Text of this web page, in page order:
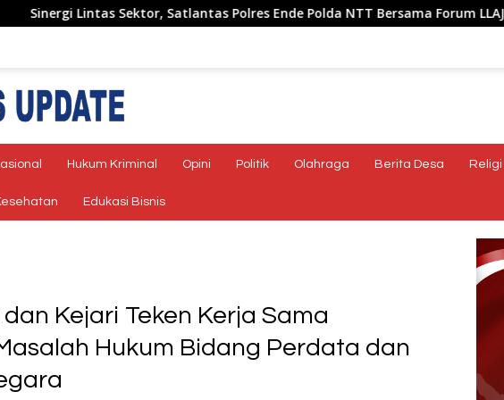
Satlantas Polres Ende Polda NTT Bersama Forum LLAJ Gelar Rapat
Hukum Kriminal Opini Politik Olahraga Berita Desa Religi
Edukasi Bisnis
Kejari Teken Kerja Sama
Hukum Bidang Perdata dan